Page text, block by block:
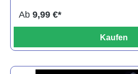
Ab 9,99 €*
Kaufen